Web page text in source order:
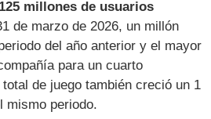
millones de usuarios
de marzo de 2026, un millón
del año anterior y el mayor
para un cuarto
de juego también creció un 1
mismo periodo.